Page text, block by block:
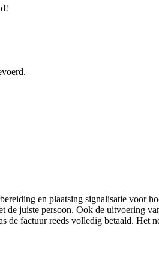
en plaatsing signalisatie voor
de juiste persoon. Ook de uitvoering
factuur reeds volledig betaald. Het